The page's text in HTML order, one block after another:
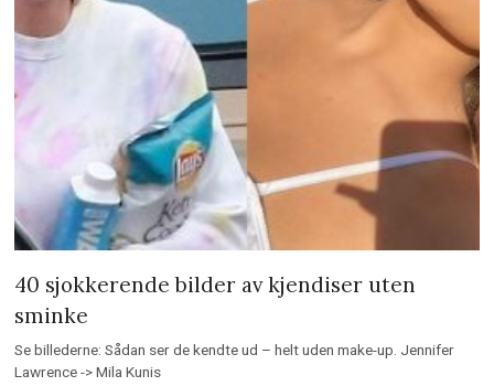
40 sjokkerende bilder av kjendiser uten
sminke
Se billederne: Sådan ser de kendte ud – helt uden make-up. Jennifer
Lawrence -> Mila Kunis